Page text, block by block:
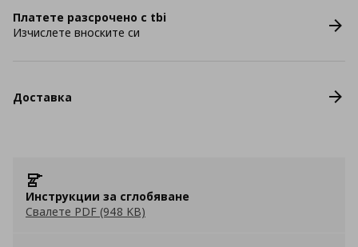
Платете разсрочено с tbi
Изчислете вноските си
Доставка
Инструкции за сглобяване
Свалете PDF (948 KB)